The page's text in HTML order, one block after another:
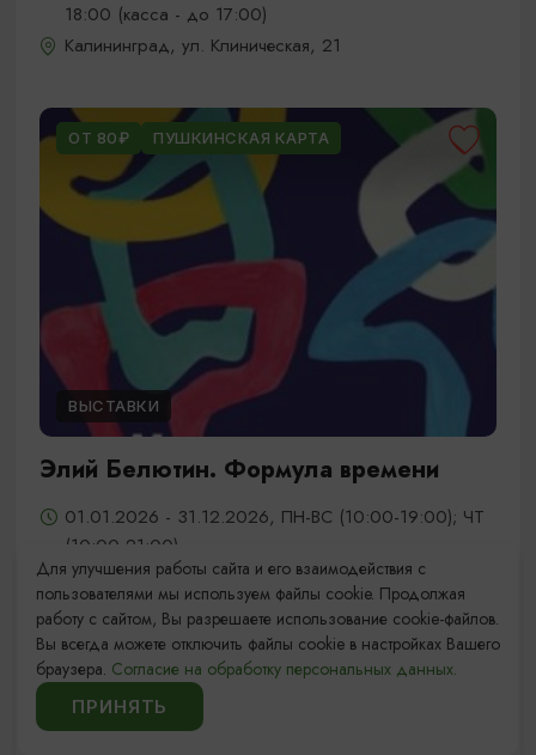
18:00 (касса - до 17:00)
Калининград, ул. Клиническая, 21
ОТ 80₽ ПУШКИНСКАЯ КАРТА
ВЫСТАВКИ
Элий Белютин. Формула времени
01.01.2026 - 31.12.2026, ПН-ВС (10:00-19:00); ЧТ
(10:00-21:00)
Калининград, Калининградский областной музей
изобразительных искусств
Для улучшения работы сайта и его взаимодействия с
пользователями мы используем файлы cookie. Продолжая
работу с сайтом, Вы разрешаете использование cookie-файлов.
Вы всегда можете отключить файлы cookie в настройках Вашего
браузера. Согласие на обработку персональных данных.
ПРИНЯТЬ